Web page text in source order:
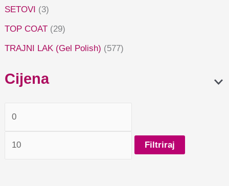
SETOVI (3)
TOP COAT (29)
TRAJNI LAK (Gel Polish) (577)
Cijena
Filtriraj